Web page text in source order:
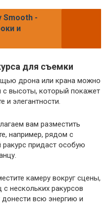
Smooth -
и
для съемки
дрона или крана можно
с высоты, который покажет
и элегантности.
вам разместить
например, рядом с
ракурс придаст особую
камеру вокруг сцены,
нескольких ракурсов
всю энергию и